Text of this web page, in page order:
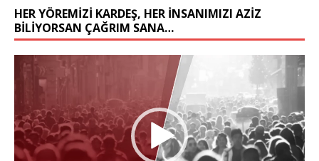
HER YÖREMİZİ KARDEŞ, HER İNSANIMIZI AZİZ
BİLİYORSAN ÇAĞRIM SANA…
Video
oynatıcı